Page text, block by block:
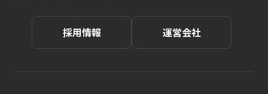
採用情報 運営会社